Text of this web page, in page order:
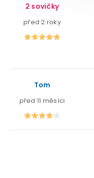
2 sovičky
před 2 roky
Tom
před 11 měsíci